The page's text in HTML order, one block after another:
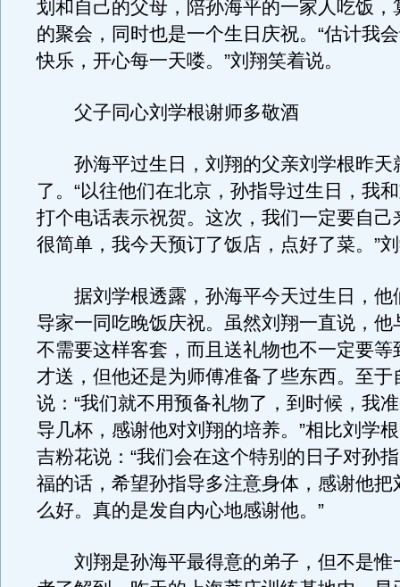
划和自己的父母，陪孙海平的一家人吃饭，
的聚会，同时也是一个生日庆祝。“估计我
快乐，开心每一天喽。”刘翔笑着说。
父子同心刘学根谢师多敬酒
孙海平过生日，刘翔的父亲刘学根昨天
了。“以往他们在北京，孙指导过生日，我
打个电话表示祝贺。这次，我们一定要自己
很简单，我今天预订了饭店，点好了菜。”
据刘学根透露，孙海平今天过生日，他
导家一同吃晚饭庆祝。虽然刘翔一直说，他
不需要这样客套，而且送礼物也不一定要等
才送，但他还是为师傅准备了些东西。至于
说：“我们就不用预备礼物了，到时候，我
导几杯，感谢他对刘翔的培养。”相比刘学
吉粉花说：“我们会在这个特别的日子对孙
福的话，希望孙指导多注意身体，感谢他把
么好。真的是发自内心地感谢他。”
刘翔是孙海平最得意的弟子，但不是惟